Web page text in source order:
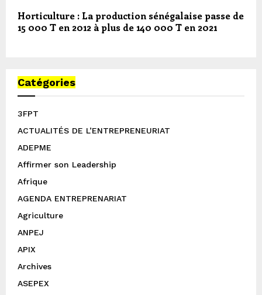
Horticulture : La production sénégalaise passe de
15 000 T en 2012 à plus de 140 000 T en 2021
Catégories
3FPT
ACTUALITÉS DE L’ENTREPRENEURIAT
ADEPME
Affirmer son Leadership
Afrique
AGENDA ENTREPRENARIAT
Agriculture
ANPEJ
APIX
Archives
ASEPEX